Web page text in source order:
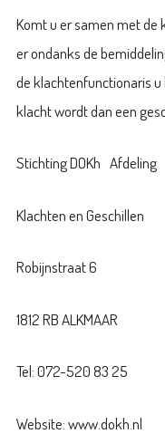
Komt u er samen met
er ondanks de
de klachtenfunctionaris u
klacht wordt dan een
Stichting DOKh Afdeling
Klachten en Geschillen
Robijnstraat 6
1812 RB ALKMAAR
Tel: 072-520 83 25
Website: www.dokh.nl